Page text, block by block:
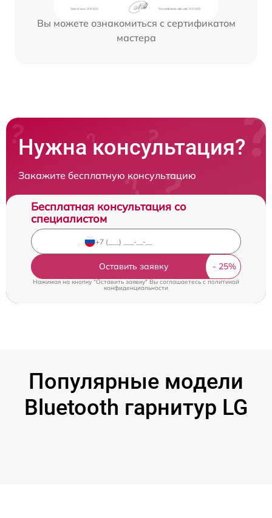
Вы можете ознакомиться с сертификатом
мастера
Нужна консультация?
Закажите бесплатную консультацию
Бесплатная консультация со
специалистом
Оставить заявку
Нажимая на кнопку "Оставить заявку" Вы соглашаетесь cполитикой
конфиденциальности
Популярные модели
Bluetooth гарнитур LG